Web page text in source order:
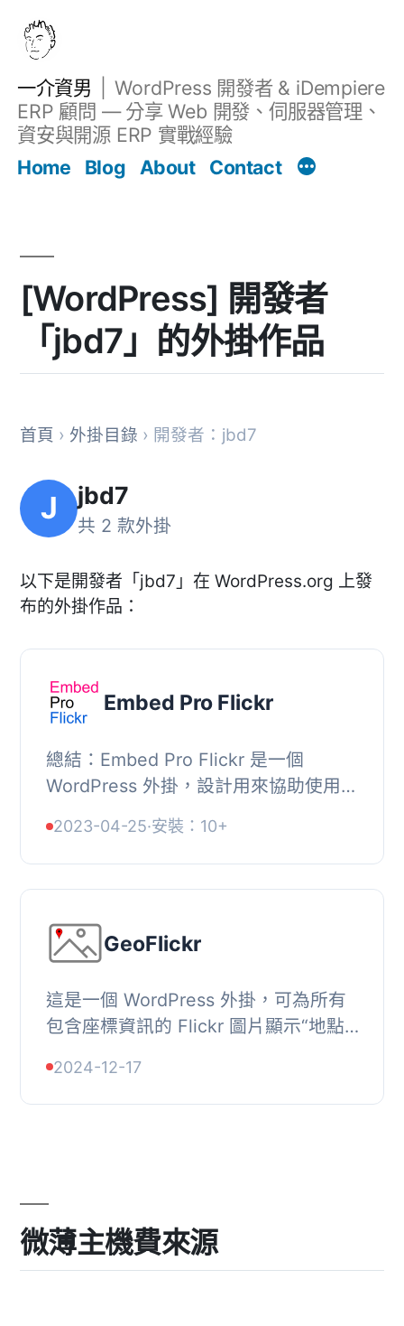
一介資男
WordPress 開發者 & iDempiere
ERP 顧問 — 分享 Web 開發、伺服器管理、
資安與開源 ERP 實戰經驗
Home
Blog About Contact
[WordPress] 開發者
「jbd7」的外掛作品
首頁 › 外掛目錄 › 開發者：jbd7
J jbd7
共 2 款外掛
以下是開發者「jbd7」在 WordPress.org 上發
布的外掛作品：
Embed Pro Flickr
總結：Embed Pro Flickr 是一個
WordPress 外掛，設計用來協助使用者
設定，尤其是使用新版 WordPress 編
輯器 (Gutenber...
2023-04-25·安裝：10+
GeoFlickr
這是一個 WordPress 外掛，可為所有
包含座標資訊的 Flickr 圖片顯示“地點
WordPress 文章/頁面中的圖片，當滑
鼠懸停在圖片上...
2024-12-17
微薄主機費來源
文章